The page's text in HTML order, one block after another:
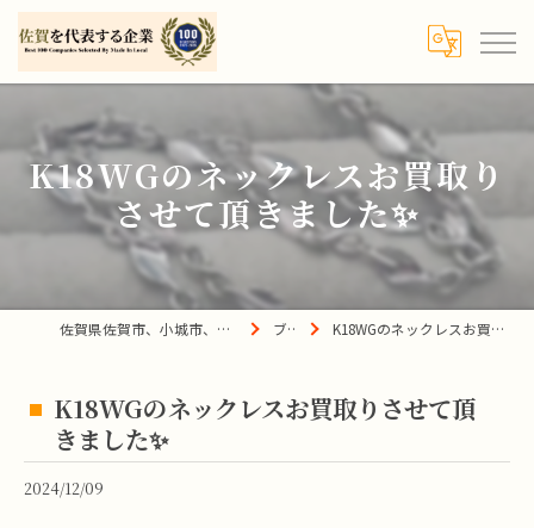
K18WGのネックレスお買取り
させて頂きました✨
佐賀県佐賀市、小城市、杵島郡の買取は宝の蔵へ ブログ K18WGのネックレスお買取りさせて頂きました✨
K18WGのネックレスお買取りさせて頂
きました✨
2024/12/09